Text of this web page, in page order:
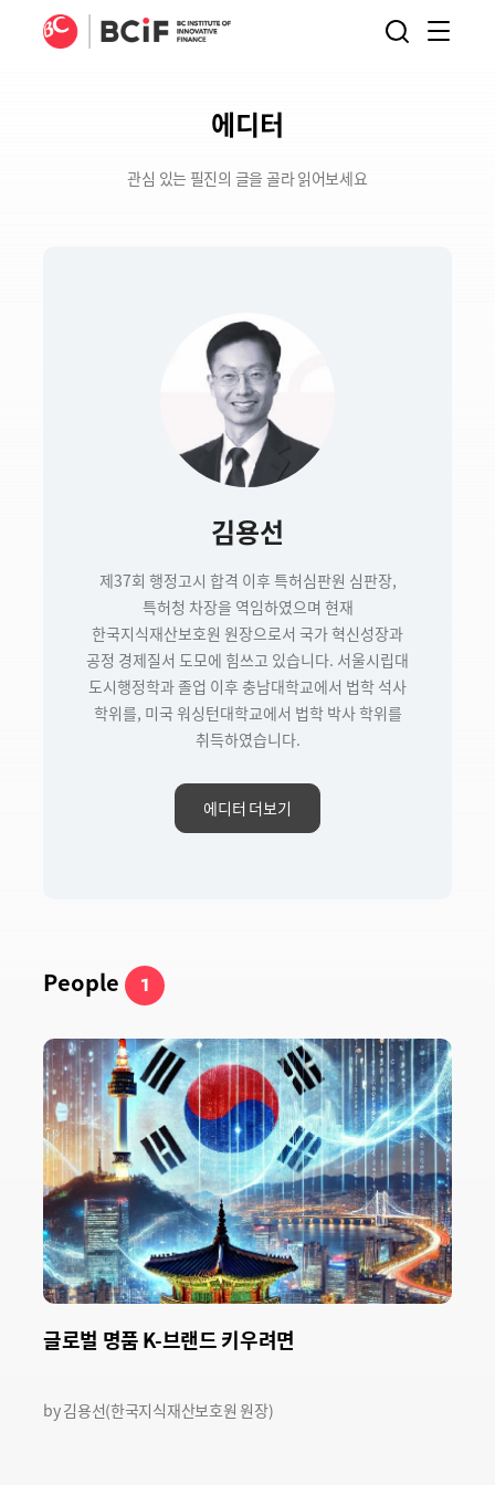
BCIF
메뉴
검색
에디터
관심 있는 필진의 글을 골라 읽어보세요
김용선
제37회 행정고시 합격 이후 특허심판원 심판장,
특허청 차장을 역임하였으며 현재
한국지식재산보호원 원장으로서 국가 혁신성장과
공정 경제질서 도모에 힘쓰고 있습니다. 서울시립대
도시행정학과 졸업 이후 충남대학교에서 법학 석사
학위를, 미국 워싱턴대학교에서 법학 박사 학위를
취득하였습니다.
에디터 더보기
People 1
글로벌 명품 K-브랜드 키우려면
by 김용선(한국지식재산보호원 원장)